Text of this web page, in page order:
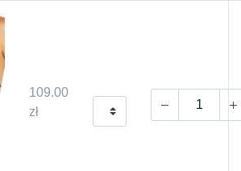
109.00
zł